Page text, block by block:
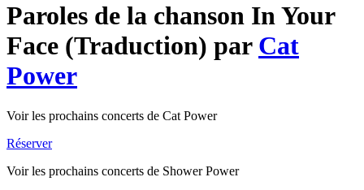
Paroles de la chanson In Your
Face (Traduction) par Cat
Power
Voir les prochains concerts de Cat Power
Réserver
Voir les prochains concerts de Shower Power